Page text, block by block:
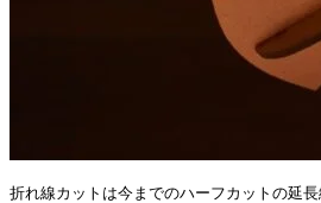
折れ線カットは今までのハーフカットの延